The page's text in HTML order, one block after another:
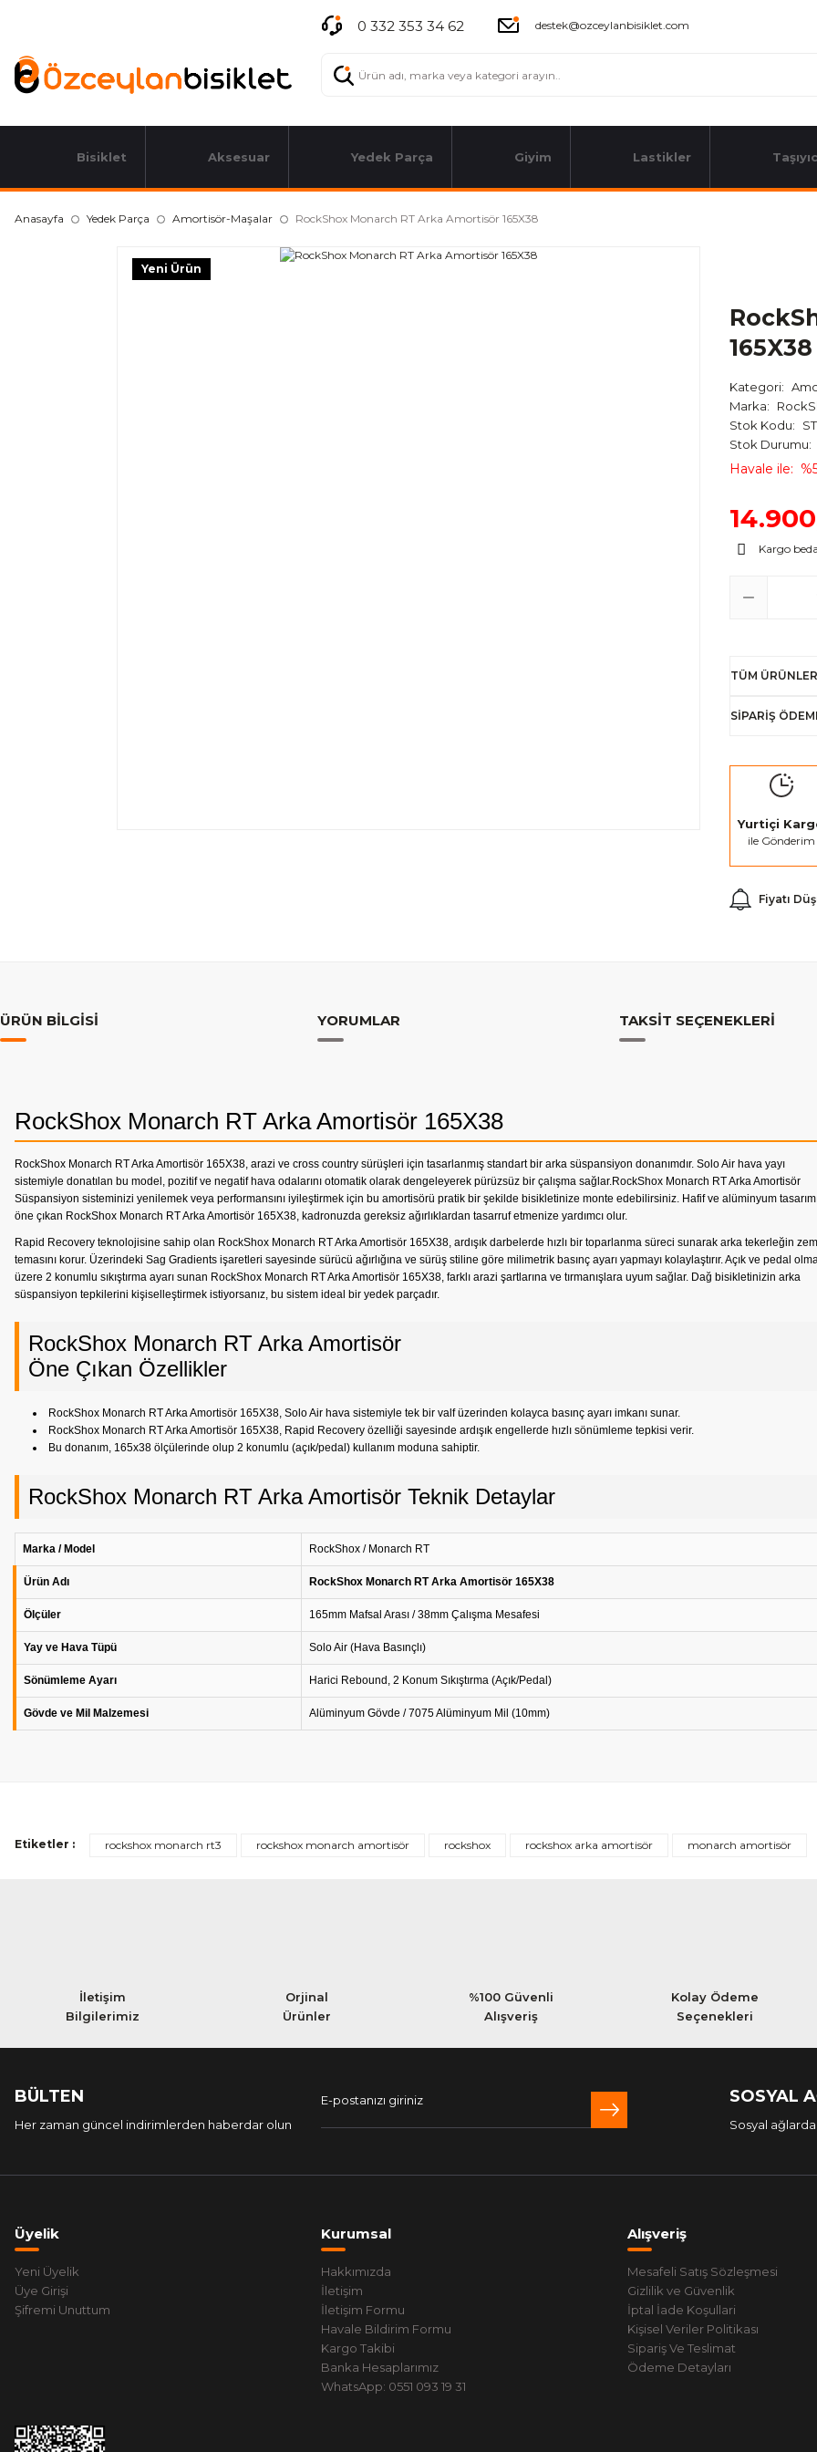
0 332 353 34 62 destek@ozceylanbisiklet.com
Bisiklet Aksesuar Yedek Parça Giyim Lastikler
Anasayfa Yedek Parça Amortisör-Maşalar RockShox Monarch RT Arka Amortisör 165X38
Yeni Ürün
165X38
Kategori
Marka
Stok Kodu
Stok Durumu
Havale ile
Kargo
TÜM
SİPARİŞ
Yurtiçi
ile Gönderim
Fiyatı
ÜRÜN BILGISI YORUMLAR TAKSIT SEÇENEKLERI
RockShox Monarch RT Arka Amortisör 165X38
RockShox Monarch RT Arka Amortisör 165X38, arazi ve cross country sürüşleri için tasarlanmış standart bir arka süspansiyon donanımdır. Solo Air hava yayı
sistemiyle donatılan bu model, pozitif ve negatif hava odalarını otomatik olarak dengeleyerek pürüzsüz bir çalışma sağlar.RockShox Monarch RT Arka Amortisör
Süspansiyon sisteminizi yenilemek veya performansını iyileştirmek için bu amortisörü pratik bir şekilde bisikletinize monte edebilirsiniz. Hafif ve alüminyum
öne çıkan RockShox Monarch RT Arka Amortisör 165X38, kadronuzda gereksiz ağırlıklardan tasarruf etmenize yardımcı olur.
Rapid Recovery teknolojisine sahip olan RockShox Monarch RT Arka Amortisör 165X38, ardışık darbelerde hızlı bir toparlanma süreci sunarak arka tekerleğin
temasını korur. Üzerindeki Sag Gradients işaretleri sayesinde sürücü ağırlığına ve sürüş stiline göre milimetrik basınç ayarı yapmayı kolaylaştırır. Açık ve pedal
üzere 2 konumlu sıkıştırma ayarı sunan RockShox Monarch RT Arka Amortisör 165X38, farklı arazi şartlarına ve tırmanışlara uyum sağlar. Dağ bisikletinizin arka
süspansiyon tepkilerini kişiselleştirmek istiyorsanız, bu sistem ideal bir yedek parçadır.
RockShox Monarch RT Arka Amortisör
Öne Çıkan Özellikler
RockShox Monarch RT Arka Amortisör 165X38, Solo Air hava sistemiyle tek bir valf üzerinden kolayca basınç ayarı imkanı sunar.
RockShox Monarch RT Arka Amortisör 165X38, Rapid Recovery özelliği sayesinde ardışık engellerde hızlı sönümleme tepkisi verir.
Bu donanım, 165x38 ölçülerinde olup 2 konumlu (açık/pedal) kullanım moduna sahiptir.
RockShox Monarch RT Arka Amortisör Teknik Detaylar
Marka / Model RockShox / Monarch RT
Ürün Adı RockShox Monarch RT Arka Amortisör 165X38
Ölçüler 165mm Mafsal Arası / 38mm Çalışma Mesafesi
Yay ve Hava Tüpü Solo Air (Hava Basınçlı)
Sönümleme Ayarı Harici Rebound, 2 Konum Sıkıştırma (Açık/Pedal)
Gövde ve Mil Malzemesi Alüminyum Gövde / 7075 Alüminyum Mil (10mm)
Etiketler : rockshox monarch rt3 rockshox monarch amortisör rockshox rockshox arka amortisör monarch amortisör
İletişim
Bilgilerimiz
Orjinal
Ürünler
%100 Güvenli
Alışveriş
Kolay Ödeme
Seçenekleri
BÜLTEN
Her zaman güncel indirimlerden haberdar olun
SOSYAL
Sosyal
Üyelik
Yeni Üyelik
Üye Girişi
Şifremi Unuttum
Kurumsal
Hakkımızda
İletişim
İletişim Formu
Havale Bildirim Formu
Kargo Takibi
Banka Hesaplarımız
WhatsApp: 0551 093 19 31
Alışveriş
Mesafeli Satış Sözleşmesi
Gizlilik ve Güvenlik
İptal İade Koşullari
Kişisel Veriler Politikası
Sipariş Ve Teslimat
Ödeme Detayları